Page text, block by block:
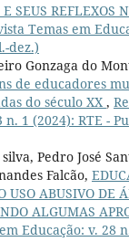
SEUS REFLEXOS
Temas em
dez.)
Gonzaga do
de educadores
do século XX ,
n. 1 (2024): RTE -
Pedro José
Falcão,
USO ABUSIVO DE
ALGUMAS
Educação: v. 28